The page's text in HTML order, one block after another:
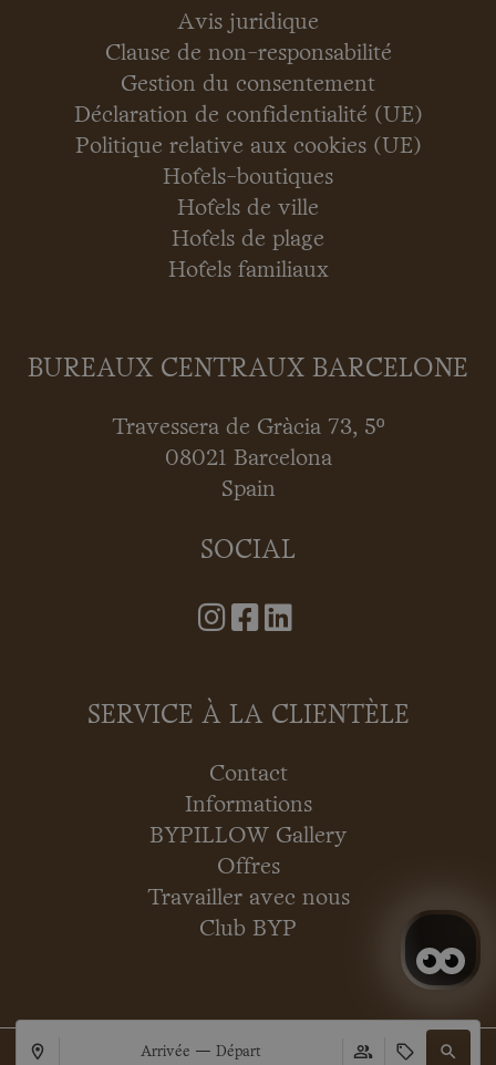
Avis juridique
Clause de non-responsabilité
Gestion du consentement
Déclaration de confidentialité (UE)
Politique relative aux cookies (UE)
Hôtels-boutiques
Hôtels de ville
Hôtels de plage
Hôtels familiaux
BUREAUX CENTRAUX BARCELONE
Travessera de Gràcia 73, 5º
08021 Barcelona
Spain
SOCIAL
SERVICE À LA CLIENTÈLE
Contact
Informations
BYPILLOW Gallery
Offres
Travailler avec nous
Club BYP
Copyright © 2026 BYPILLOW
Arrivée — Départ